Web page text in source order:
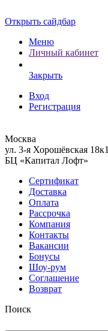
Открыть сайдбар
Меню
Личный кабинет
Закрыть
Вход
Регистрация
Москва
ул. 3-я Хорошёвская 18к1
БЦ «Капитал Лофт»
Сертификат
Доставка
Оплата
Рассрочка
Компания
Контакты
Вакансии
Бонусы
Шоу-рум
Соглашение
Возврат
Поиск